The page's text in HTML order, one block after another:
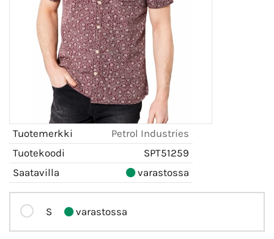
Tuotemerkki
Petrol Industries
Tuotekoodi
SPT51259
Saatavilla
varastossa
S varastossa